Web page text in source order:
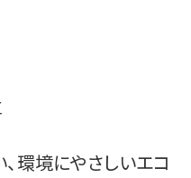
環境にやさしいエコ